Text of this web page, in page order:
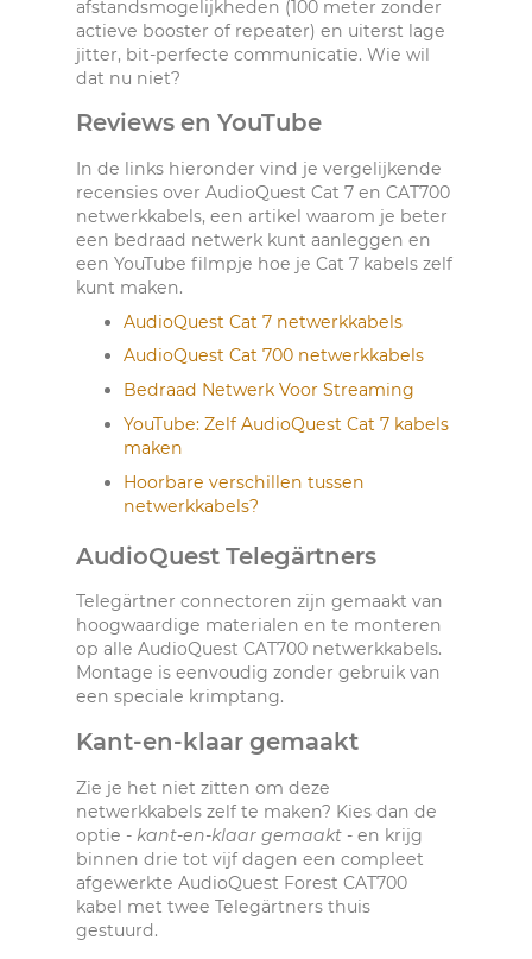
afstandsmogelijkheden (100 meter zonder
actieve booster of repeater) en uiterst lage
jitter, bit-perfecte communicatie. Wie wil
dat nu niet?
Reviews en YouTube
In de links hieronder vind je vergelijkende
recensies over AudioQuest Cat 7 en CAT700
netwerkkabels, een artikel waarom je beter
een bedraad netwerk kunt aanleggen en
een YouTube filmpje hoe je Cat 7 kabels zelf
kunt maken.
AudioQuest Cat 7 netwerkkabels
AudioQuest Cat 700 netwerkkabels
Bedraad Netwerk Voor Streaming
YouTube: Zelf AudioQuest Cat 7 kabels
maken
Hoorbare verschillen tussen
netwerkkabels?
AudioQuest Telegärtners
Telegärtner connectoren zijn gemaakt van
hoogwaardige materialen en te monteren
op alle AudioQuest CAT700 netwerkkabels.
Montage is eenvoudig zonder gebruik van
een speciale krimptang.
Kant-en-klaar gemaakt
Zie je het niet zitten om deze
netwerkkabels zelf te maken? Kies dan de
optie - kant-en-klaar gemaakt - en krijg
binnen drie tot vijf dagen een compleet
afgewerkte AudioQuest Forest CAT700
kabel met twee Telegärtners thuis
gestuurd.